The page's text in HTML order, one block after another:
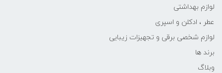
لوازم بهداشتی
عطر ، ادکلن و اسپری
لوازم شخصی برقی و تجهیزات زیبایی
برند ها
وبلاگ